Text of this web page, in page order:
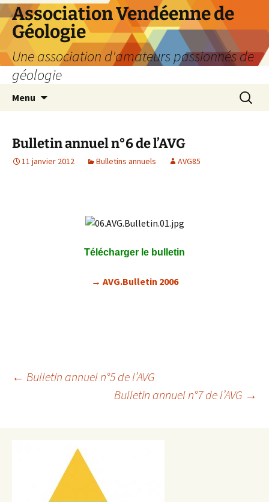
Aller
au
contenu
Association Vendéenne de
Géologie
Une association d'amateurs passionnés de
géologie
Menu
Bulletin annuel n°6 de l’AVG
11 janvier 2012 Bulletins annuels AVG85
Télécharger le bulletin
→ AVG.Bulletin 2006
Navigation
← Bulletin annuel n°5 de l’AVG
Bulletin annuel n°7 de l’AVG →